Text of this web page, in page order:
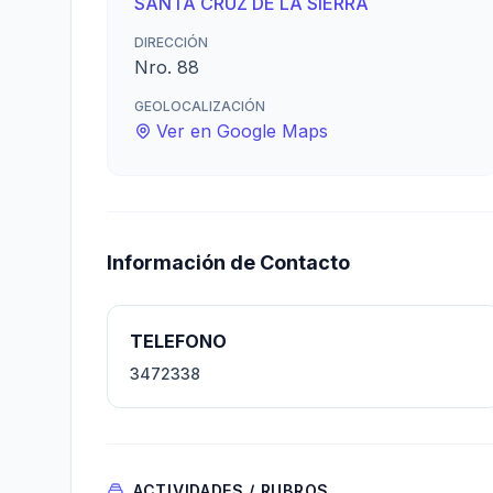
DIRECCIÓN
Nro. 88
GEOLOCALIZACIÓN
Ver en Google Maps
Información de Contacto
TELEFONO
3472338